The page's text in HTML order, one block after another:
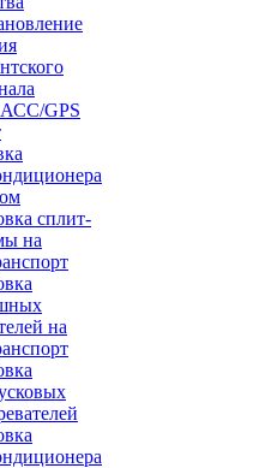
GPS
сплит-
на
на